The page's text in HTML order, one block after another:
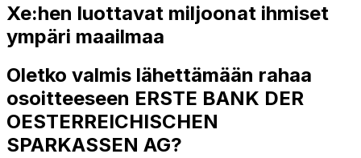
Xe:hen luottavat miljoonat ihmiset
ympäri maailmaa
Oletko valmis lähettämään rahaa
osoitteeseen ERSTE BANK DER
OESTERREICHISCHEN
SPARKASSEN AG?